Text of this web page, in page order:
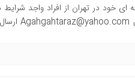
ای خود در تهران از افراد واجد